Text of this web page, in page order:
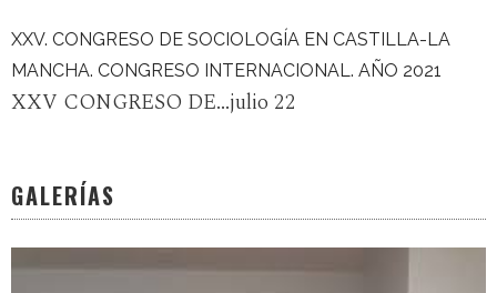
XXV. CONGRESO DE SOCIOLOGÍA EN CASTILLA-LA
MANCHA. CONGRESO INTERNACIONAL. AÑO 2021
XXV CONGRESO DE...julio 22
GALERÍAS